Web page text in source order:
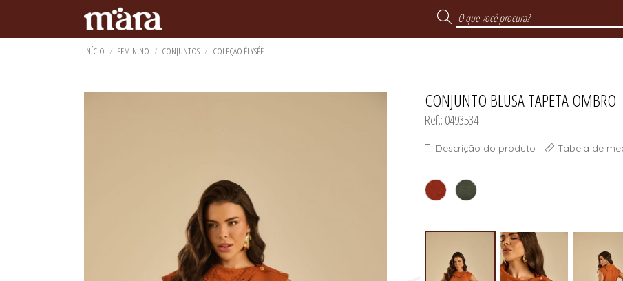
INÍCIO FEMININO CONJUNTOS COLEÇAO ÉLYSÉE
CONJUNTO BLUSA TAPETA OMBRO
Ref.: 0493534
Descrição do produto Tabela de